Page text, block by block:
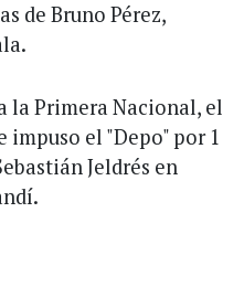
de Bruno Pérez,
la Primera Nacional, el
impuso el "Depo" por 1
Jeldrés en